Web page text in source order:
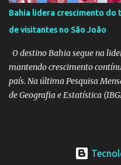
Como desdobramento, será
Confissões de Viajante (Sem
mercado editorial
edição e alcançou o primeiro
Viagens –...
Bahia lidera crescimento do
de visitantes no São João
O destino Bahia segue na
mantendo crescimento
país. Na última Pesquisa
de Geografia e Estatística
de abril deste ano, o estado